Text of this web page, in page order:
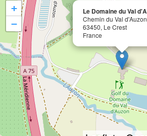
Le Domaine du Val
Chemin du Val d'Auzon
63450, Le Crest
France
+
−